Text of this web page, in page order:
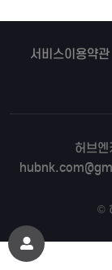
서비스이용약관
허브엔
©